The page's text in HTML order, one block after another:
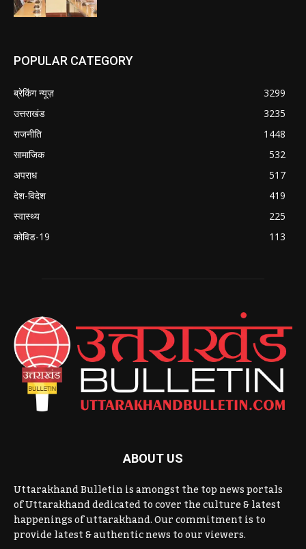
POPULAR CATEGORY
ब्रेकिंग न्यूज़
3299
उत्तराखंड
3235
राजनीति
1448
सामाजिक
532
अपराध
517
देश-विदेश
419
स्वास्थ्य
225
कोविड-19
113
ABOUT US
Uttarakhand Bulletin is amongst the top news portals
of Uttarakhand dedicated to cover the culture & latest
happenings of uttarakhand. Our commitment is to
provide latest & authentic news to our viewers.